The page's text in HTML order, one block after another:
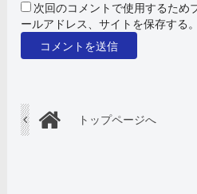
次回のコメントで使用するため
ールアドレス、サイトを保存する。
トップページへ